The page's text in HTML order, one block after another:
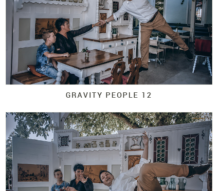
GRAVITY PEOPLE 12